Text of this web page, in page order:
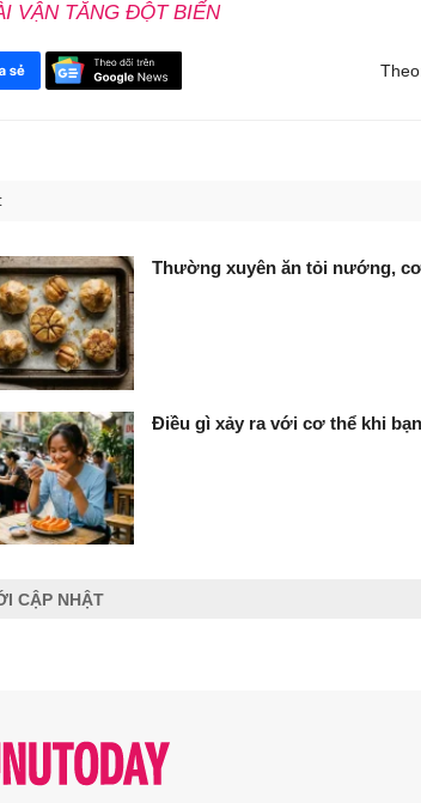
VẬN TĂNG ĐỘT BIẾN
Thường xuyên ăn tỏi nướng,
Điều gì xảy ra với cơ thể khi
CẬP NHẬT